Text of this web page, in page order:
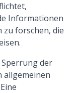
Informationen
zu forschen, die
der
allgemeinen